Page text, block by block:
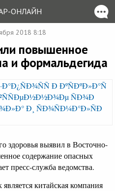
ОНЛАЙН
2018 8:18
повышенное
и формальдегида
здоровья выявил в Восточно-
содержание опасных
пресс-служба ведомства.
китайская компания